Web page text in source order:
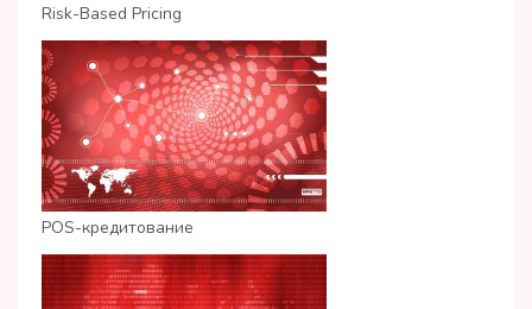
Risk-Based Pricing
POS-кредитование